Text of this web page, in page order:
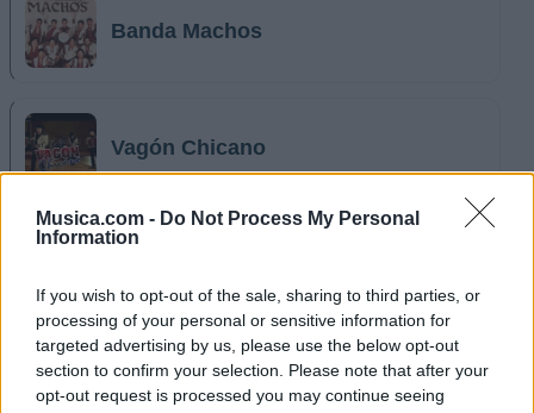
Musica.com - Do Not Process My Personal
Information
If you wish to opt-out of the sale, sharing to third parties, or
processing of your personal or sensitive information for
targeted advertising by us, please use the below opt-out
section to confirm your selection. Please note that after your
opt-out request is processed you may continue seeing
Banda Machos
Vagón Chicano
Laberinto